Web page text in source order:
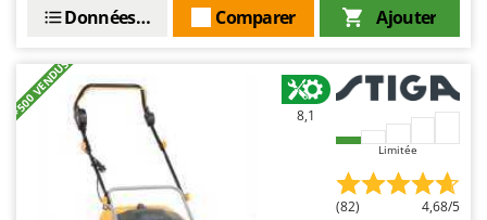
Ajouter
Comparer
Données techniques
+500 VENDUS 8,1
Limitée
(82) 4,68/5